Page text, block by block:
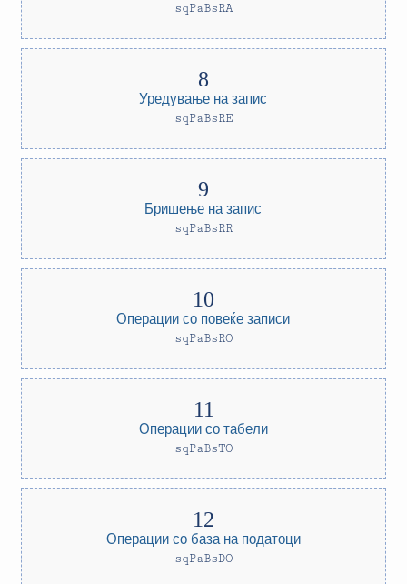
sqPaBsRA
Уредување на запис
sqPaBsRE
Бришење на запис
sqPaBsRR
Операции со повеќе записи
sqPaBsRO
Операции со табели
sqPaBsTO
Операции со база на податоци
sqPaBsDO